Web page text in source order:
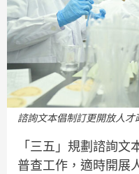
諮詢文本倡制訂更開放人才
「三五」規劃諮詢
普查工作，適時開展